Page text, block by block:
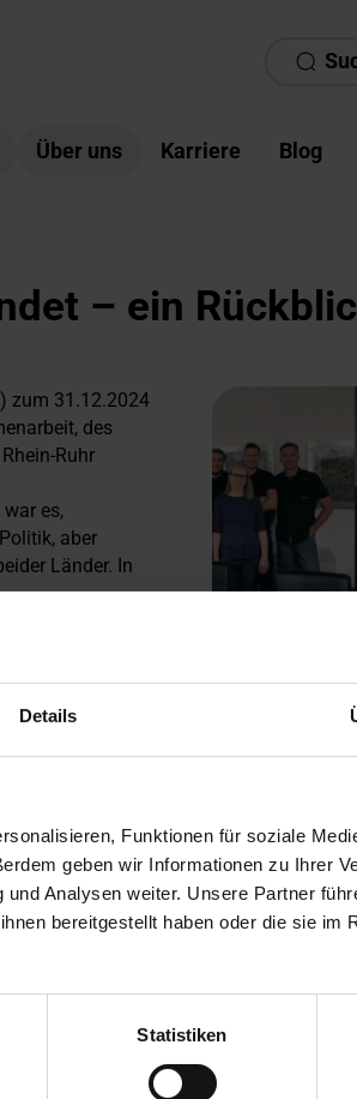
Details
Funktionen für soziale
geben wir Informationen zu Ihrer
Analysen weiter. Unsere Partner
bereitgestellt haben oder die sie im
Statistiken
Über uns Karriere Blog
– ein
zum 31.12.2024
des
Ruhr
es,
aber
Länder. In
der SLV
tiefsten
vermittelte die
Pestka, der
Ihre
DGV hat
kann – mit